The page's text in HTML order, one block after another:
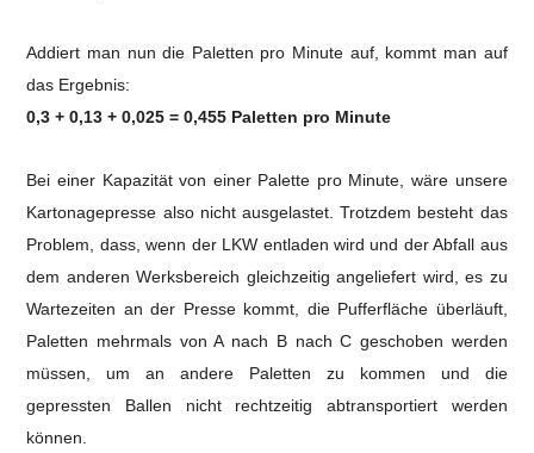
Addiert man nun die Paletten pro Minute auf, kommt man auf
das Ergebnis:
0,3 + 0,13 + 0,025 = 0,455 Paletten pro Minute
Bei einer Kapazität von einer Palette pro Minute, wäre unsere
Kartonagepresse also nicht ausgelastet.Trotzdem besteht das
Problem, dass, wenn der LKW entladen wird und der Abfall aus
dem anderen Werksbereich gleichzeitig angeliefert wird, es zu
Wartezeiten an der Presse kommt, die Pufferfläche überläuft,
Paletten mehrmals von A nach B nach C geschoben werden
müssen, um an andere Paletten zu kommen und die
gepressten Ballen nicht rechtzeitig abtransportiert werden
können.